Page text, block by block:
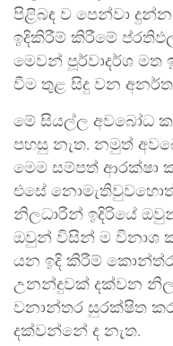
පිළිබඳ ව පෙන්වා
ඉදිකිරීම් කිරීමේ
මෙවන් පූර්වාදර්ශ
වීම තුළ සිදු වන
මේ සියල්ල අවබෝධ
පහසු නැත. නමුත්
මෙම සම්පත් ආරක්ෂා
එසේ නොමැතිවුවහොත්
නිලධාරීන් ඉදිරියේ
ඔවුන් විසින් ම විනාශ
යන ඉදි කිරීම්
උනන්දුවක් දක්වන
වනාන්තර සුරක්ෂිත
දක්වන්නේ ද නැත.